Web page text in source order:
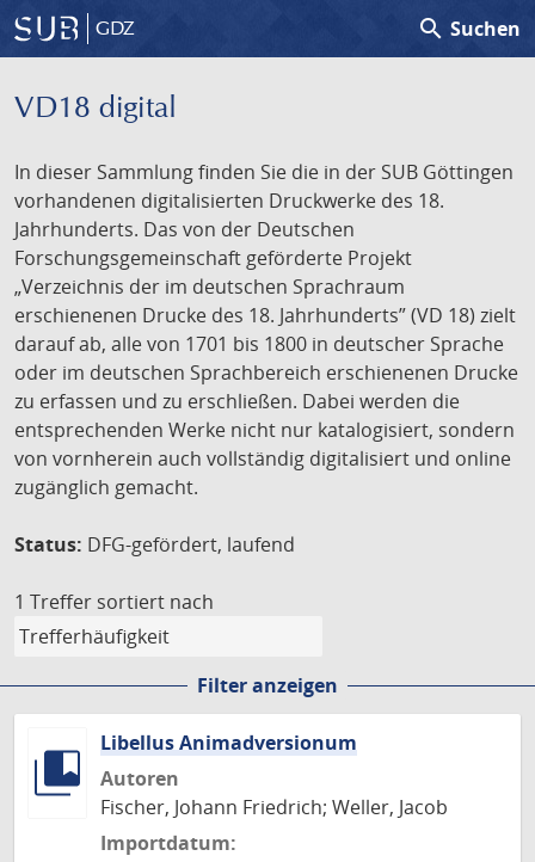
GDZ search Suchen
VD18 digital
In dieser Sammlung finden Sie die in der SUB Göttingen
vorhandenen digitalisierten Druckwerke des 18.
Jahrhunderts. Das von der Deutschen
Forschungsgemeinschaft geförderte Projekt
„Verzeichnis der im deutschen Sprachraum
erschienenen Drucke des 18. Jahrhunderts” (VD 18) zielt
darauf ab, alle von 1701 bis 1800 in deutscher Sprache
oder im deutschen Sprachbereich erschienenen Drucke
zu erfassen und zu erschließen. Dabei werden die
entsprechenden Werke nicht nur katalogisiert, sondern
von vornherein auch vollständig digitalisiert und online
zugänglich gemacht.
Status: DFG-gefördert, laufend
1 Treffer sortiert nach
Filter anzeigen
Libellus Animadversionum
Autoren
Fischer, Johann Friedrich; Weller, Jacob
Importdatum: